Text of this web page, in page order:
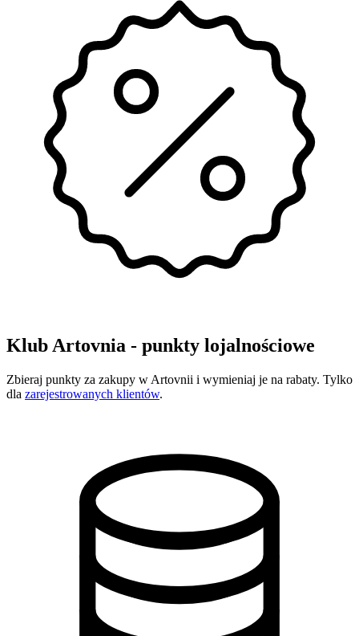
Klub Artovnia - punkty lojalnościowe
Zbieraj punkty za zakupy w Artovnii i wymieniaj je na rabaty. Tylko
dla zarejestrowanych klientów.